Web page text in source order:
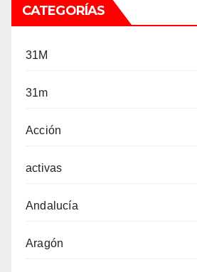
CATEGORÍAS
31M
31m
Acción
activas
Andalucía
Aragón